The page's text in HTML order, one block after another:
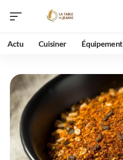
Actu Cuisiner Équipement